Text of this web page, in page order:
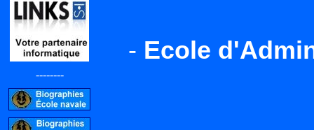
--------
- Ecole